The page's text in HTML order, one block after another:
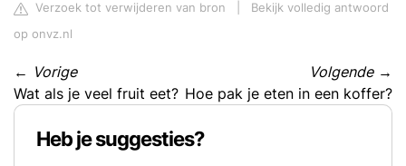
Verzoek tot verwijderen van bron
Bekijk volledig antwoord
op onvz.nl
← Vorige
Wat als je veel fruit eet?
Volgende→
Hoe pak je eten in een koffer?
Heb je suggesties?